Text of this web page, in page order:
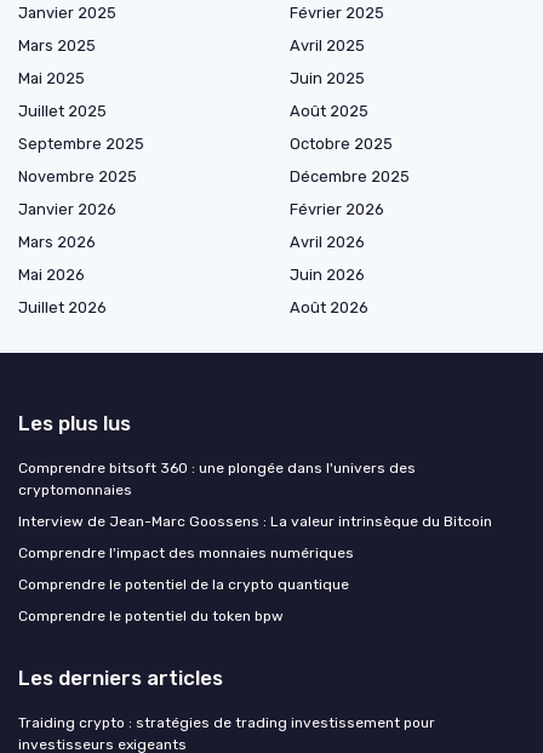
Janvier 2025
Février 2025
Mars 2025
Avril 2025
Mai 2025
Juin 2025
Juillet 2025
Août 2025
Septembre 2025
Octobre 2025
Novembre 2025
Décembre 2025
Janvier 2026
Février 2026
Mars 2026
Avril 2026
Mai 2026
Juin 2026
Juillet 2026
Août 2026
Les plus lus
Comprendre bitsoft 360 : une plongée dans l'univers des
cryptomonnaies
Interview de Jean-Marc Goossens : La valeur intrinsèque du Bitcoin
Comprendre l'impact des monnaies numériques
Comprendre le potentiel de la crypto quantique
Comprendre le potentiel du token bpw
Les derniers articles
Traiding crypto : stratégies de trading investissement pour
investisseurs exigeants